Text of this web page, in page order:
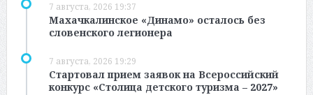
7 августа, 2026 19:37
Махачкалинское «Динамо» осталось без
словенского легионера
7 августа, 2026 19:29
Стартовал прием заявок на Всероссийский
конкурс «Столица детского туризма – 2027»